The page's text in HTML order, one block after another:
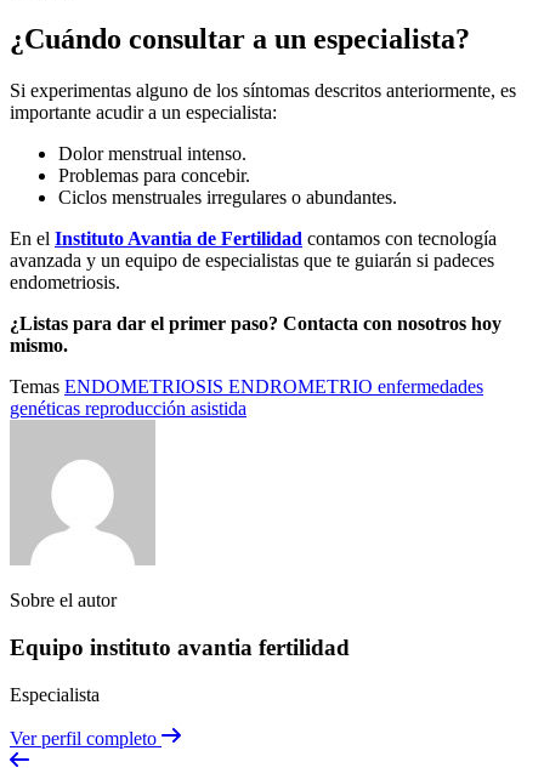
¿Cuándo consultar a un especialista?
Si experimentas alguno de los síntomas descritos anteriormente, es
importante acudir a un especialista:
Dolor menstrual intenso.
Problemas para concebir.
Ciclos menstruales irregulares o abundantes.
En el Instituto Avantia de Fertilidad contamos con tecnología
avanzada y un equipo de especialistas que te guiarán si padeces
endometriosis.
¿Listas para dar el primer paso? Contacta con nosotros hoy
mismo.
Temas ENDOMETRIOSIS ENDROMETRIO enfermedades
genéticas reproducción asistida
Sobre el autor
Equipo instituto avantia fertilidad
Especialista
Ver perfil completo